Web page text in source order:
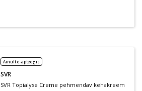
Ainult e-apteegis
SVR
SVR Topialyse Creme pehmendav kehakreem